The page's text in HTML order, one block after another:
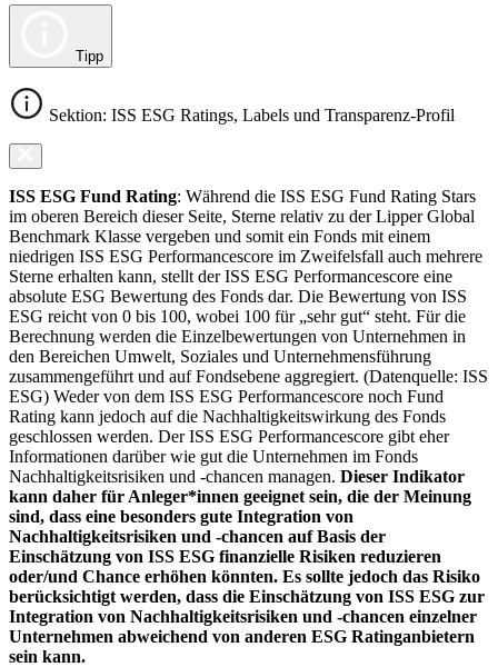
Tipp
Sektion: ISS ESG Ratings, Labels und Transparenz-Profil
ISS ESG Fund Rating: Während die ISS ESG Fund Rating Stars
im oberen Bereich dieser Seite, Sterne relativ zu der Lipper Global
Benchmark Klasse vergeben und somit ein Fonds mit einem
niedrigen ISS ESG Performancescore im Zweifelsfall auch mehrere
Sterne erhalten kann, stellt der ISS ESG Performancescore eine
absolute ESG Bewertung des Fonds dar. Die Bewertung von ISS
ESG reicht von 0 bis 100, wobei 100 für „sehr gut“ steht. Für die
Berechnung werden die Einzelbewertungen von Unternehmen in
den Bereichen Umwelt, Soziales und Unternehmensführung
zusammengeführt und auf Fondsebene aggregiert. (Datenquelle: ISS
ESG) Weder von dem ISS ESG Performancescore noch Fund
Rating kann jedoch auf die Nachhaltigkeitswirkung des Fonds
geschlossen werden. Der ISS ESG Performancescore gibt eher
Informationen darüber wie gut die Unternehmen im Fonds
Nachhaltigkeitsrisiken und -chancen managen. Dieser Indikator
kann daher für Anleger*innen geeignet sein, die der Meinung
sind, dass eine besonders gute Integration von
Nachhaltigkeitsrisiken und -chancen auf Basis der
Einschätzung von ISS ESG finanzielle Risiken reduzieren
oder/und Chance erhöhen könnten. Es sollte jedoch das Risiko
berücksichtigt werden, dass die Einschätzung von ISS ESG zur
Integration von Nachhaltigkeitsrisiken und -chancen einzelner
Unternehmen abweichend von anderen ESG Ratinganbietern
sein kann.